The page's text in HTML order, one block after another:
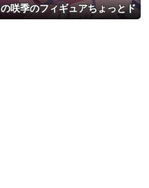
の咲季のフィギュアちょっとド